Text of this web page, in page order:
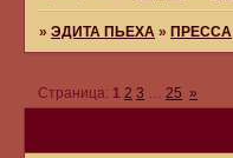
»ЭДИТА ПЬЕХА »ПРЕССА
Страница: 1 2 3 25 »